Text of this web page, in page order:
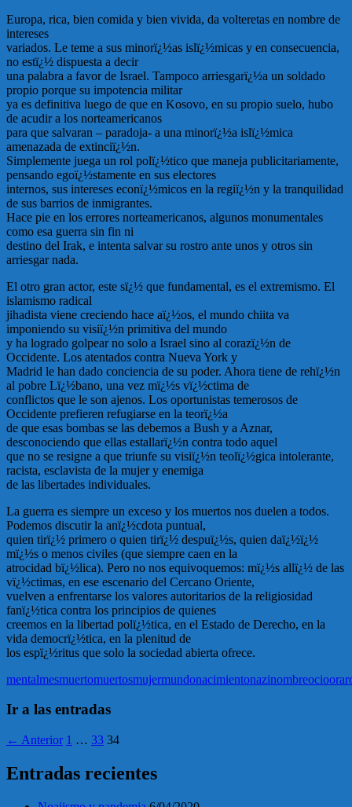
Europa, rica, bien comida y bien vivida, da volteretas en nombre de
intereses
variados. Le teme a sus minorï¿½as islï¿½micas y en consecuencia,
no estï¿½ dispuesta a decir
una palabra a favor de Israel. Tampoco arriesgarï¿½a un soldado
propio porque su impotencia militar
ya es definitiva luego de que en Kosovo, en su propio suelo, hubo
de acudir a los norteamericanos
para que salvaran – paradoja- a una minorï¿½a islï¿½mica
amenazada de extinciï¿½n.
Simplemente juega un rol polï¿½tico que maneja publicitariamente,
pensando egoï¿½stamente en sus electores
internos, sus intereses econï¿½micos en la regiï¿½n y la tranquilidad
de sus barrios de inmigrantes.
Hace pie en los errores norteamericanos, algunos monumentales
como esa guerra sin fin ni
destino del Irak, e intenta salvar su rostro ante unos y otros sin
arriesgar nada.
El otro gran actor, este sï¿½ que fundamental, es el extremismo. El
islamismo radical
jihadista viene creciendo hace aï¿½os, el mundo chiita va
imponiendo su visiï¿½n primitiva del mundo
y ha logrado golpear no solo a Israel sino al corazï¿½n de
Occidente. Los atentados contra Nueva York y
Madrid le han dado conciencia de su poder. Ahora tiene de rehï¿½n
al pobre Lï¿½bano, una vez mï¿½s vï¿½ctima de
conflictos que le son ajenos. Los oportunistas temerosos de
Occidente prefieren refugiarse en la teorï¿½a
de que esas bombas se las debemos a Bush y a Aznar,
desconociendo que ellas estallarï¿½n contra todo aquel
que no se resigne a que triunfe su visiï¿½n teolï¿½gica intolerante,
racista, esclavista de la mujer y enemiga
de las libertades individuales.
La guerra es siempre un exceso y los muertos nos duelen a todos.
Podemos discutir la anï¿½cdota puntual,
quien tirï¿½ primero o quien tirï¿½ despuï¿½s, quien daï¿½ï¿½
mï¿½s o menos civiles (que siempre caen en la
atrocidad bï¿½lica). Pero no nos equivoquemos: mï¿½s allï¿½ de las
vï¿½ctimas, en ese escenario del Cercano Oriente,
vuelven a enfrentarse los valores autoritarios de la religiosidad
fanï¿½tica contra los principios de quienes
creemos en la libertad polï¿½tica, en el Estado de Derecho, en la
vida democrï¿½tica, en la plenitud de
los espï¿½ritus que solo la sociedad abierta ofrece.
mentalmesmuertomuertosmujermundonacimientonazinombreocioorar
Ir a las entradas
← Anterior 1 … 33 34
Entradas recientes